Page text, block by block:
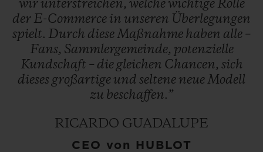
Website von Hublot besteht die
Möglichkeit, Bestellungen bis zu 30 000
USD mit Kryptowährungen via BitPay zu
begleichen.
wir unterstreichen, welchewichtige Rolle
der E-Commerce in unseren Überlegungen
spielt. Durch dieseMaßnahme haben alle –
Fans, Sammlergemeinde, potenzielle
Kundschaft – die gleichen Chancen, sich
dieses großartige und seltene neueModell
zu beschaffen.”
RICARDO GUADALUPE
CEO von HUBLOT